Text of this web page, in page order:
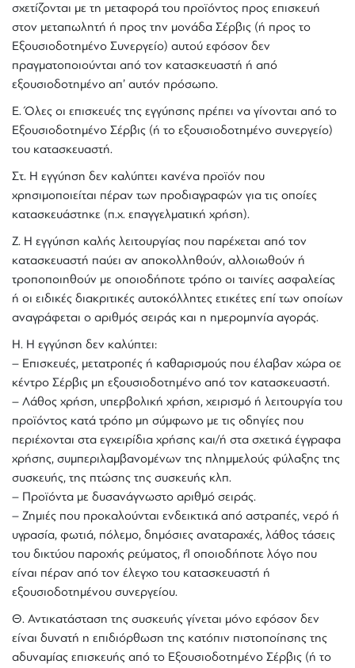
σχετίζονται με τn μεταφορά του προϊόντος προς επισκευή
στον μεταπωλητή ή προς την μονάδα Σέρβις (ή προς το
Εξουσιοδοτnμένο Συνεργείο) αυτού εφόσον δεν
πραγματοποιούνται από τον κατασκευαστή ή από
εξουσιοδοτημένο απ’ αυτόν πρόσωπο.
Ε. Όλες οι επισκευές τnς εγγύnσnς πρέπει να γίνονται από το
Εξουσιοδοτημένο Σέρβις (ή το εξουσιοδοτημένο συνεργείο)
του κατασκευαστή.
Στ. Η εγγύηση δεν καλύπτει κανένα προϊόν που
χρησιμοποιείται πέραν των προδιαγραφών για τις οποίες
κατασκευάστηκε (π.χ. επαγγελματική χρήση).
Ζ. Η εγγύnσn καλής λειτουργίας που παρέχεται από τον
κατασκευαστή παύει αν αποκολληθούν, αλλοιωθούν ή
τροποποιηθούν με οποιοδήποτε τρόπο οι ταινίες ασφαλείας
ή οι ειδικές διακριτικές αυτοκόλλητες ετικέτες επί των οποίων
αναγράφεται ο αριθμός σειράς και n ημερομηνία αγοράς.
Η. Η εγγύnσn δεν καλύπτει:
– Επισκευές, μετατροπές ή καθαρισμούς που έλαβαν χώρα οε
κέντρο Σέρβις μn εξουσιοδοτημένο από τον κατασκευαστή.
– Λάθος χρήση, υπερβολική χρήση, χειρισμό ή λειτουργία του
προϊόντος κατά τρόπο μη σύμφωνο με τις οδnγίες που
περιέχονται στα εγχειρίδια χρήσης και/ή στα σχετικά έγγραφα
χρήσnς, συμπεριλαμβανομένων τnς πλnμμελούς φύλαξης τnς
συσκευής, τnς πτώσης τnς συσκευής κλπ.
– Προϊόντα με δυσανάγνωστο αριθμό σειράς.
– Ζημιές που προκαλούνται ενδεικτικά από αστραπές, νερό ή
υγρασία, φωτιά, πόλεμο, δημόσιες αναταραχές, λάθος τάσεις
του δικτύου παροχής ρεύματος, rΊ οποιοδήποτε λόγο που
είναι πέραν από τον έλεγχο του κατασκευαστή ή
εξουσιοδοτημένου συνεργείου.
Θ. Αντικατάσταση τnς συσκευής γίνεται μόνο εφόσον δεν
είναι δυνατή n επιδιόρθωση τnς κατόπιν πιστοποίησης τnς
αδυναμίας επισκευής από το Εξουσιοδοτημένο Σέρβις (ή το